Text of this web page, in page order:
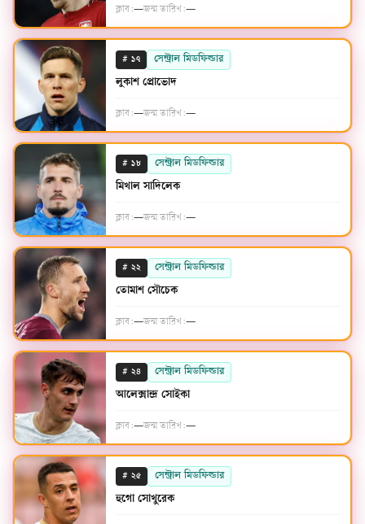
ক্লাব:—জন্ম তারিখ:—
# ১৭ সেন্ট্রাল মিডফিল্ডার
লুকাশ প্রোভোদ
ক্লাব:—জন্ম তারিখ:—
# ১৮ সেন্ট্রাল মিডফিল্ডার
মিখাল সাদিলেক
ক্লাব:—জন্ম তারিখ:—
# ২২ সেন্ট্রাল মিডফিল্ডার
তোমাশ সৌচেক
ক্লাব:—জন্ম তারিখ:—
# ২৪ সেন্ট্রাল মিডফিল্ডার
আলেক্সান্দ্র সোইকা
ক্লাব:—জন্ম তারিখ:—
# ২৫ সেন্ট্রাল মিডফিল্ডার
হুগো সোখুরেক